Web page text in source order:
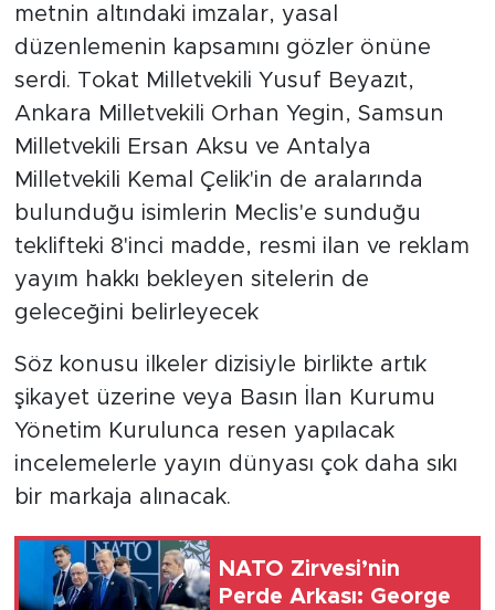
metnin altındaki imzalar, yasal
düzenlemenin kapsamını gözler önüne
serdi. Tokat Milletvekili Yusuf Beyazıt,
Ankara Milletvekili Orhan Yegin, Samsun
Milletvekili Ersan Aksu ve Antalya
Milletvekili Kemal Çelik'in de aralarında
bulunduğu isimlerin Meclis'e sunduğu
teklifteki 8'inci madde, resmi ilan ve reklam
yayım hakkı bekleyen sitelerin de
geleceğini belirleyecek
Söz konusu ilkeler dizisiyle birlikte artık
şikayet üzerine veya Basın İlan Kurumu
Yönetim Kurulunca resen yapılacak
incelemelerle yayın dünyası çok daha sıkı
bir markaja alınacak.
NATO Zirvesi’nin
Perde Arkası: George